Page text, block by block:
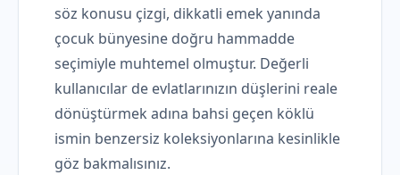
söz konusu çizgi, dikkatli emek yanında
çocuk bünyesine doğru hammadde
seçimiyle muhtemel olmuştur. Değerli
kullanıcılar de evlatlarınızın düşlerini reale
dönüştürmek adına bahsi geçen köklü
ismin benzersiz koleksiyonlarına kesinlikle
göz bakmalısınız.